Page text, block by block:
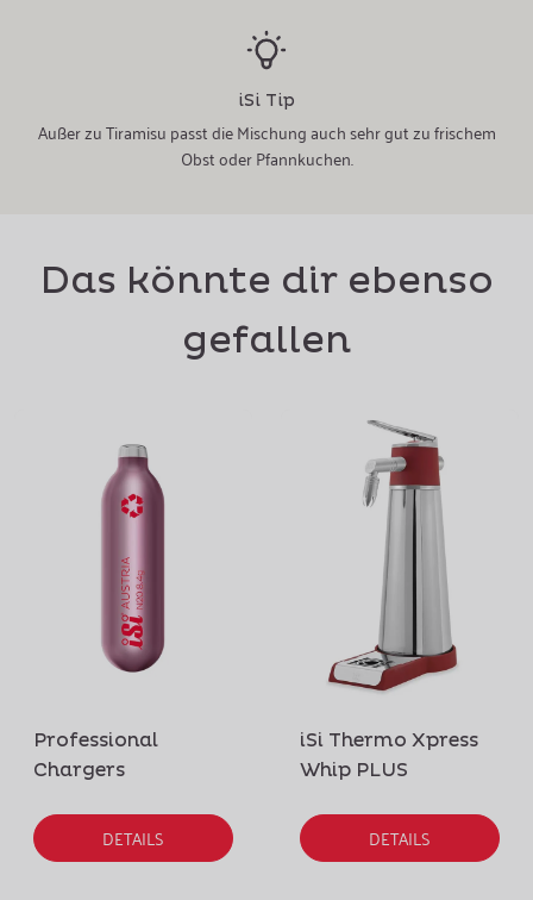
iSi Tip
Außer zu Tiramisu passt die Mischung auch sehr gut zu frischem
Obst oder Pfannkuchen.
Das könnte dir ebenso
gefallen
Professional
Chargers
DETAILS
iSi Thermo Xpress
Whip PLUS
DETAILS